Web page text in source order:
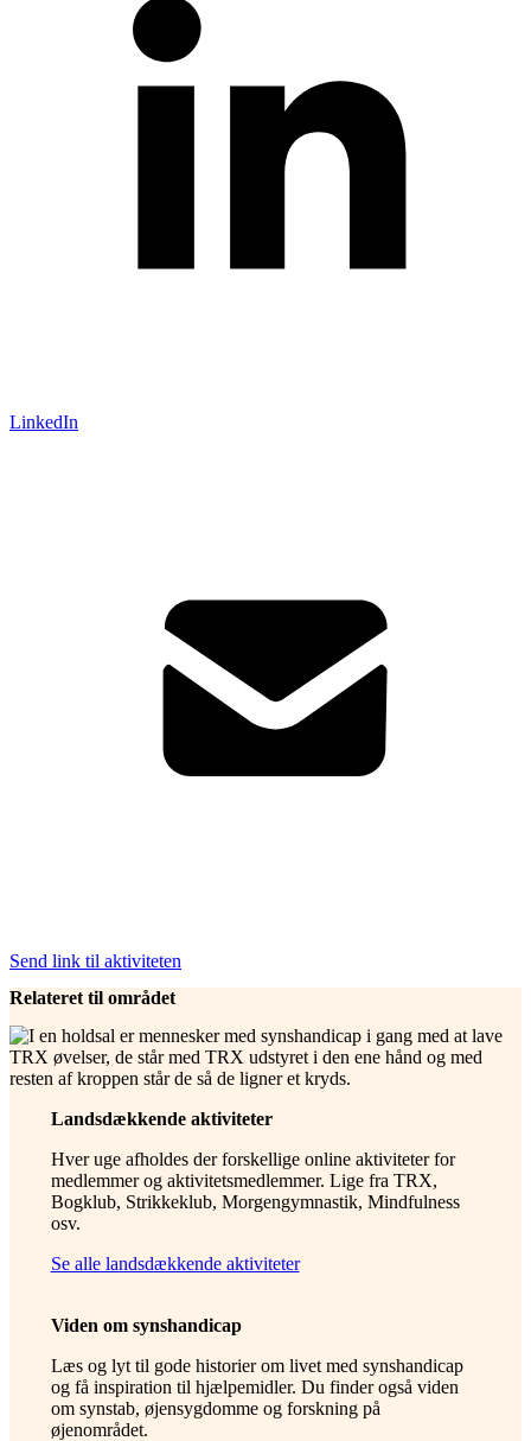
LinkedIn
Send link til aktiviteten
Relateret til området
Landsdækkende aktiviteter
Hver uge afholdes der forskellige online aktiviteter for
medlemmer og aktivitetsmedlemmer. Lige fra TRX,
Bogklub, Strikkeklub, Morgengymnastik, Mindfulness
osv.
Se alle landsdækkende aktiviteter
Viden om synshandicap
Læs og lyt til gode historier om livet med synshandicap
og få inspiration til hjælpemidler. Du finder også viden
om synstab, øjensygdomme og forskning på
øjenområdet.